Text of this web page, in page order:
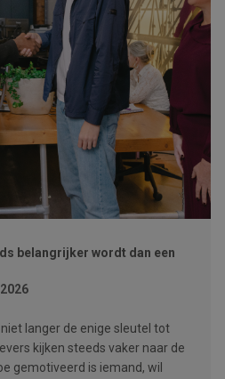
belangrijker wordt dan een
langer de enige sleutel tot
kijken steeds vaker naar de
gemotiveerd is iemand, wil